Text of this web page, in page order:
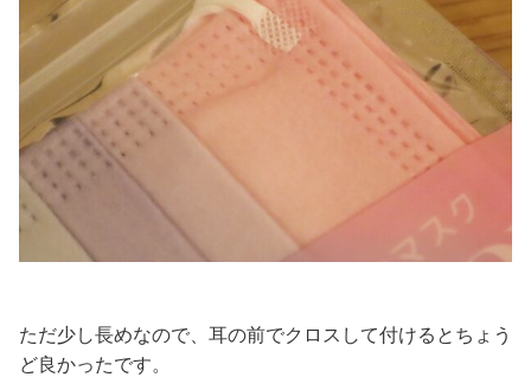
ただ少し長めなので、耳の前でクロスして付けるとちょう
ど良かったです。